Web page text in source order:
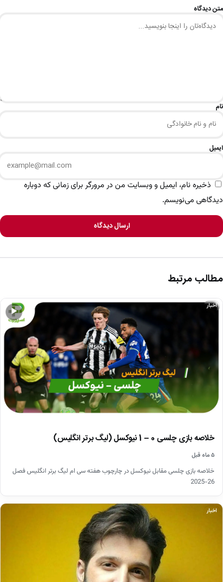
متن دیدگاه
نام
ایمیل
ذخیره نام، ایمیل و وبسایت من در مرورگر برای زمانی که دوباره
دیدگاهی می‌نویسم.
ارسال دیدگاه
مطالب مرتبط
▶
اخبار
خلاصه بازی چلسی 0 – 1 نیوکسل (لیگ برتر انگلیس)
۵ ماه قبل
خلاصه بازی چلسی مقابل نیوکسل در چارچوب هفته سی ام لیگ برتر انگلیس فصل
26-2025
اخبار